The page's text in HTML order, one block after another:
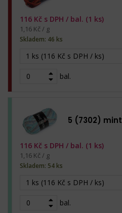
1 ks (116 Kč s DPH / ks)
bal.
116 Kč s DPH / bal. (1 ks)
1,16 Kč / g
Skladem: 46 ks
5 (7302) mint
1 ks (116 Kč s DPH / ks)
bal.
116 Kč s DPH / bal. (1 ks)
1,16 Kč / g
Skladem: 54 ks